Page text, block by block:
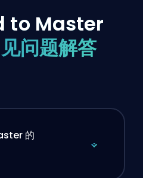
to Master
问题解答
的